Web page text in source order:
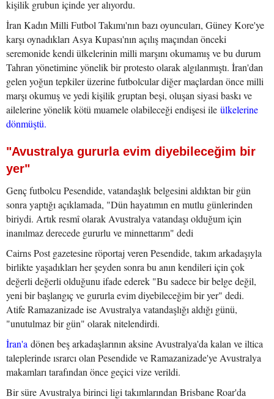
kişilik grubun içinde yer alıyordu.
İran Kadın Milli Futbol Takımı'nın bazı oyuncuları, Güney Kore'ye
karşı oynadıkları Asya Kupası'nın açılış maçından önceki
seremonide kendi ülkelerinin milli marşını okumamış ve bu durum
Tahran yönetimine yönelik bir protesto olarak algılanmıştı. İran'dan
gelen yoğun tepkiler üzerine futbolcular diğer maçlardan önce milli
marşı okumuş ve yedi kişilik gruptan beşi, oluşan siyasi baskı ve
ailelerine yönelik kötü muamele olabileceği endişesi ile ülkelerine
dönmüştü.
"Avustralya gururla evim diyebileceğim bir
yer"
Genç futbolcu Pesendide, vatandaşlık belgesini aldıktan bir gün
sonra yaptığı açıklamada, "Dün hayatımın en mutlu günlerinden
biriydi. Artık resmî olarak Avustralya vatandaşı olduğum için
inanılmaz derecede gururlu ve minnettarım" dedi
Cairns Post gazetesine röportaj veren Pesendide, takım arkadaşıyla
birlikte yaşadıkları her şeyden sonra bu anın kendileri için çok
değerli değerli olduğunu ifade ederek "Bu sadece bir belge değil,
yeni bir başlangıç ve gururla evim diyebileceğim bir yer" dedi.
Atife Ramazanizade ise Avustralya vatandaşlığı aldığı günü,
"unutulmaz bir gün" olarak nitelendirdi.
İran'a dönen beş arkadaşlarının aksine Avustralya'da kalan ve iltica
taleplerinde ısrarcı olan Pesendide ve Ramazanizade'ye Avustralya
makamları tarafından önce geçici vize verildi.
Bir süre Avustralya birinci ligi takımlarından Brisbane Roar'da